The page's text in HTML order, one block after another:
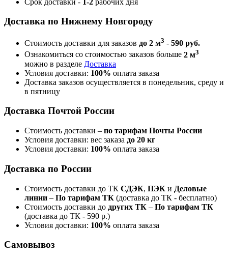
Доставка по Нижнему Новгороду
Стоимость доставки для заказов до 2 м3 - 590 руб.
Ознакомиться со стоимостью заказов больше 2 м3
можно в разделе Доставка
Условия доставки: 100% оплата заказа
Доставка заказов осуществляется в понедельник, среду и
в пятницу
Доставка Почтой России
Стоимость доставки – по тарифам Почты России
Условия доставки: вес заказа до 20 кг
Условия доставки: 100% оплата заказа
Доставка по России
Стоимость доставки до ТК СДЭК, ПЭК и Деловые
линии – По тарифам ТК (доставка до ТК - бесплатно)
Стоимость доставки до других ТК – По тарифам ТК
(доставка до ТК - 590 р.)
Условия доставки: 100% оплата заказа
Самовывоз